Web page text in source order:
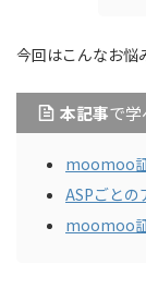
今回はこんなお悩
本記事で学
moomoo
ASPごとの
moomoo